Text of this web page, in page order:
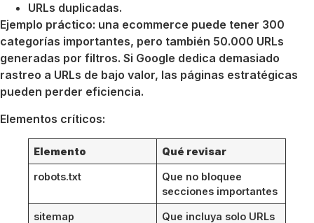
URLs duplicadas.
Ejemplo práctico: una ecommerce puede tener 300
categorías importantes, pero también 50.000 URLs
generadas por filtros. Si Google dedica demasiado
rastreo a URLs de bajo valor, las páginas estratégicas
pueden perder eficiencia.
Elementos críticos:
Elemento Qué revisar
robots.txt
Que no bloquee
secciones importantes
sitemap
Que incluya solo URLs